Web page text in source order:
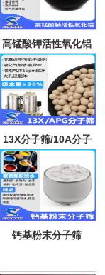
高锰酸钾活性氧化铝
13X分子筛/10A分子
筛-lpglng燃气干燥除
异味除杂-空气低露点
干燥
钙基粉末分子筛